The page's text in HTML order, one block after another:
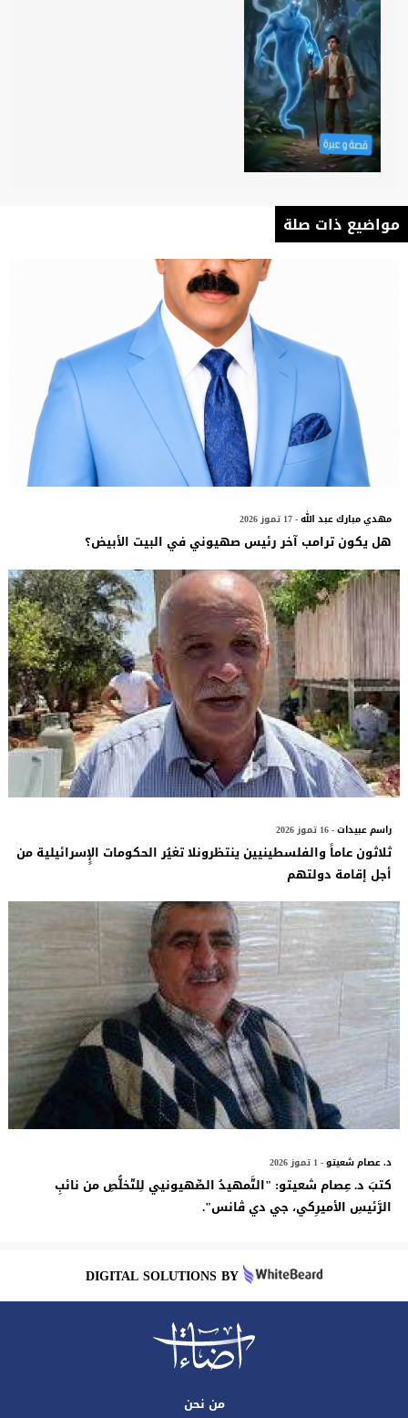
مواضيع ذات صلة
مهدي مبارك عبد الله- 17 تموز 2026
هل يكون ترامب آخر رئيس صهيوني في البيت الأبيض؟
راسم عبيدات- 16 تموز 2026
ثلاثون عاماً والفلسطينيين ينتظرونلا تغيُر الحكومات الإٍسرائيلية من
أجل إقامة دولتهم
د. عصام شعيتو- 1 تموز 2026
كتبَ د. عِصام شعيتو: "التَّمهيدُ الصِّهيونيي لِلتّخلُّصِ من نائبِ
الرَّئيسِ الأميرِكي، جي دي ڤانس".
DIGITAL SOLUTIONS BY
من نحن